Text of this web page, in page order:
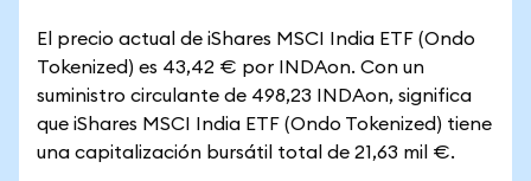
El precio actual de iShares MSCI India ETF (Ondo
Tokenized) es 43,42 € por INDAon. Con un
suministro circulante de 498,23 INDAon, significa
que iShares MSCI India ETF (Ondo Tokenized) tiene
una capitalización bursátil total de 21,63 mil €.